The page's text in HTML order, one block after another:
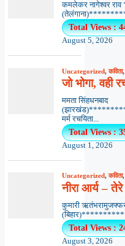
कमलेकर नागेश्वर राव
Total Views :
August 5, 2026
Uncategorized,कविता
जो भोगा, वही
ममता सिंहधनबाद
मर्म रचयिता...
Total Views :
August 1, 2026
Uncategorized,कविता
नीरा आर्य –
कुमारी
Total Views :
August 3, 2026